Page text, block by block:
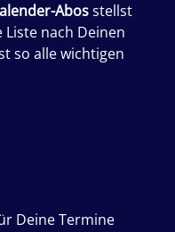
Abosstellst
nach Deinen
so alle wichtigen
Deine Termine